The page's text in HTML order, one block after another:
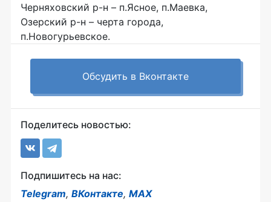
Черняховский р-н – п.Ясное, п.Маевка,
Озерский р-н – черта города,
п.Новогурьевское.
Обсудить в Вконтакте
Поделитесь новостью:
Подпишитесь на нас:
Telegram, ВКонтакте, MAX